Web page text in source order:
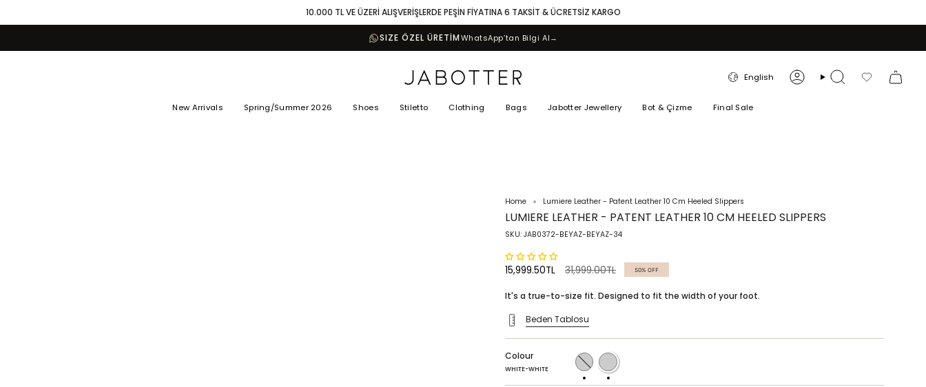
10.000 TL VE ÜZERİ ALIŞVERİŞLERDE PEŞİN FİYATINA 6 TAKSİT & ÜCRETSİZ KARGO
SIZE ÖZEL ÜRETİMWhatsApp’tan Bilgi Al→
LANGUAGE
English AccountSearch Favorilerim
New Arrivals Spring/Summer 2026 Shoes Stiletto Clothing Bags Jabotter Jewellery Bot & Çizme Final Sale
Home Lumiere Leather - Patent Leather 10 Cm Heeled Slippers
LUMIERE LEATHER - PATENT LEATHER 10 CM HEELED SLIPPERS
SKU: JAB0372-BEYAZ-BEYAZ-34
15,999.50TL
Regular
31,999.00TL 50% OFF
It's a true-to-size fit. Designed to fit the width of your foot.
Beden Tablosu
Colour
WHITE-WHITE
Blue-
blue
WHITE-
WHITE